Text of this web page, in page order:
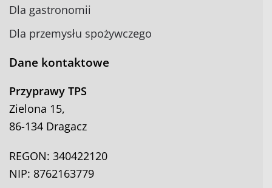
Dla gastronomii
Dla przemysłu spożywczego
Dane kontaktowe
Przyprawy TPS
Zielona 15,
86-134 Dragacz
REGON: 340422120
NIP: 8762163779